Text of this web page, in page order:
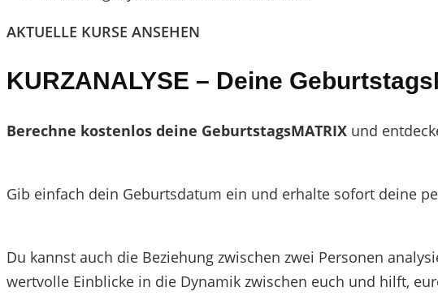
AKTUELLE KURSE ANSEHEN
KURZANALYSE – Deine
Berechne kostenlos deine GeburtstagsMATRIX und
Gib einfach dein Geburtsdatum ein und erhalte sofort deine
Du kannst auch die Beziehung zwischen zwei Personen
wertvolle Einblicke in die Dynamik zwischen euch und hilft,